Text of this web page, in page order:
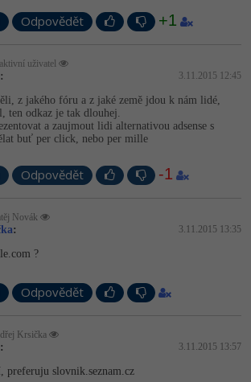
Odpovědět +1
uživatel
: 3.11.2015 12:45
z jakého fóru a z jaké země jdou k nám lidé,
ten odkaz je tak dlouhej.
a zaujmout lidi alternativou adsense s
buť per click, nebo per mille
Odpovědět -1
Novák
: 3.11.2015 13:35
?
Odpovědět
Krsička
: 3.11.2015 13:57
preferuju slovnik.seznam.cz